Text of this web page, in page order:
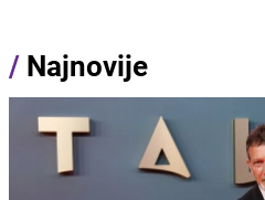
/ Najnovije